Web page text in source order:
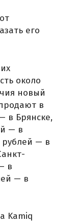
его
около
новый
в
в Брянске,
— в
рублей — в
в
— в
Kamiq